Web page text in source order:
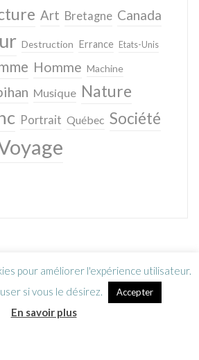
Art Bretagne Canada
Destruction Errance Etats-Unis
Homme Machine
Musique Nature
Portrait Québec Société
pour améliorer l'expérience utilisateur.
si vous le désirez.
Accepter
En savoir plus